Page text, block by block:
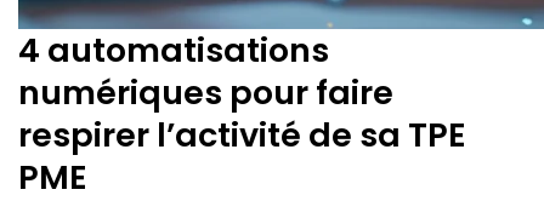
4 automatisations
numériques pour faire
respirer l’activité de sa TPE
PME